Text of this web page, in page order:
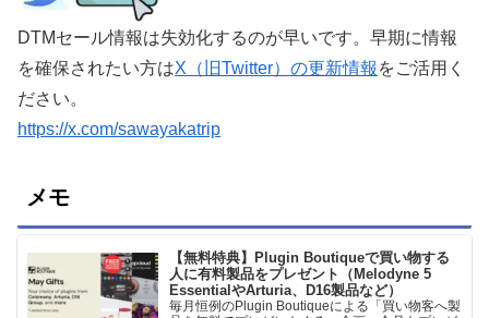
DTMセール情報は失効化するのが早いです。早期に情報
を確保されたい方はX（旧Twitter）の更新情報 をご活用く
ださい。
https://x.com/sawayakatrip
メモ
【無料特典】Plugin Boutiqueで買い物する
人に有料製品をプレゼント（Melodyne 5
EssentialやArturia、D16製品など）
毎月恒例のPlugin Boutiqueによる「買い物客へ製